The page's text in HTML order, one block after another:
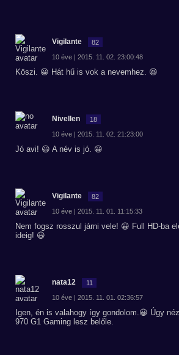
Vigilante 82
10 éve | 2015. 11. 02. 23:00:48
Köszi. 😀 Hát hű is vok a nevemhez. 😆
Nivellen 18
10 éve | 2015. 11. 02. 21:23:00
Jó avi! 😃 A név is jó. 😀
Vigilante 82
10 éve | 2015. 11. 01. 11:15:33
Nem fogsz rosszul járni vele! 😀 Full HD-ba
ideig! 😃
nata12 11
10 éve | 2015. 11. 01. 02:36:57
Igen, én is valahogy így gondolom.😀 Úgy
970 G1 Gaming lesz belőle.